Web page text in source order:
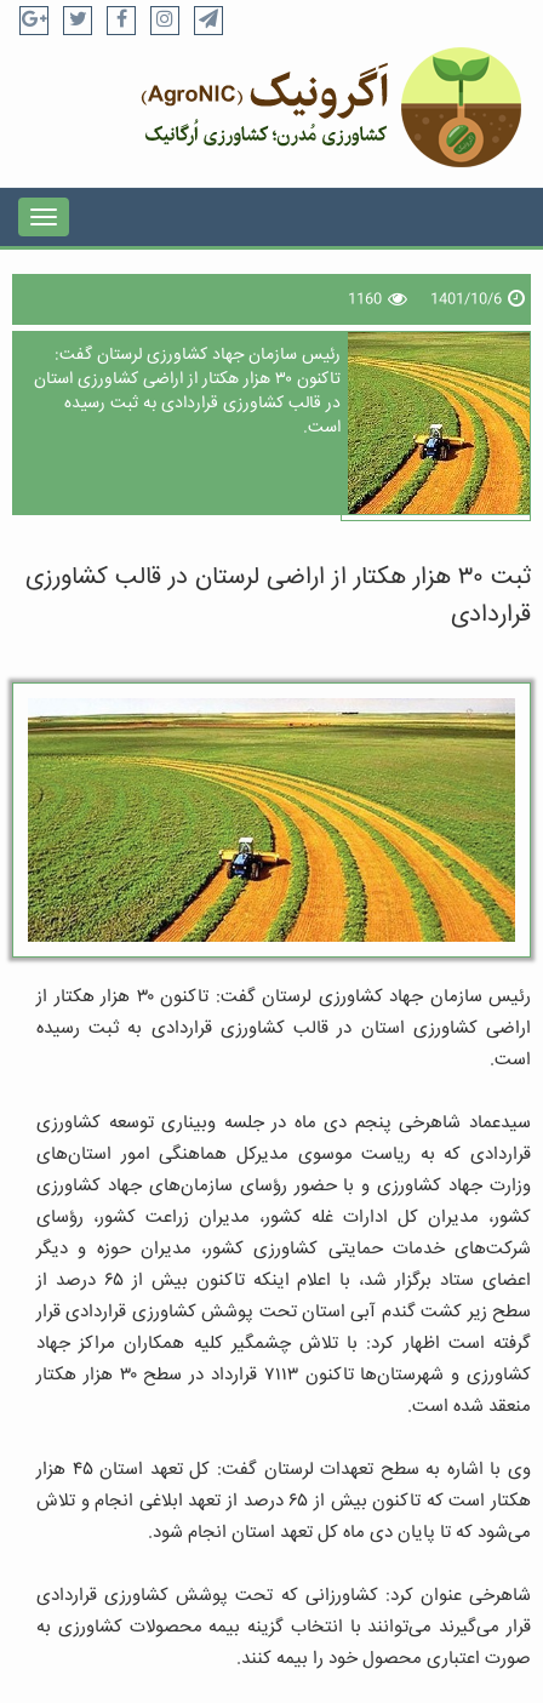
1401/10/6
1160
رئیس سازمان جهاد کشاورزی لرستان گفت:
تاکنون ۳۰ هزار هکتار از اراضی کشاورزی استان
در قالب کشاورزی قراردادی به ثبت رسیده
است.
ثبت ۳۰ هزار هکتار از اراضی لرستان در قالب کشاورزی
قراردادی
رئیس سازمان جهاد کشاورزی لرستان گفت: تاکنون ۳۰ هزار هکتار از
اراضی کشاورزی استان در قالب کشاورزی قراردادی به ثبت رسیده
است.
سیدعماد شاهرخی پنجم دی ماه در جلسه وبیناری توسعه کشاورزی
قراردادی که به ریاست موسوی مدیرکل هماهنگی امور استان‌های
وزارت جهاد کشاورزی و با حضور رؤسای سازمان‌های جهاد کشاورزی
کشور، مدیران کل ادارات غله کشور، مدیران زراعت کشور، رؤسای
شرکت‌های خدمات حمایتی کشاورزی کشور، مدیران حوزه و دیگر
اعضای ستاد برگزار شد، با اعلام اینکه تاکنون بیش از ۶۵ درصد از
سطح زیر کشت گندم آبی استان تحت پوشش کشاورزی قراردادی قرار
گرفته است اظهار کرد: با تلاش چشمگیر کلیه همکاران مراکز جهاد
کشاورزی و شهرستان‌ها تاکنون ۷۱۱۳ قرارداد در سطح ۳۰ هزار هکتار
منعقد شده است.
وی با اشاره به سطح تعهدات لرستان گفت: کل تعهد استان ۴۵ هزار
هکتار است که تاکنون بیش از ۶۵ درصد از تعهد ابلاغی انجام و تلاش
می‌شود که تا پایان دی ماه کل تعهد استان انجام شود.
شاهرخی عنوان کرد: کشاورزانی که تحت پوشش کشاورزی قراردادی
قرار می‌گیرند می‌توانند با انتخاب گزینه بیمه محصولات کشاورزی به
صورت اعتباری محصول خود را بیمه کنند.